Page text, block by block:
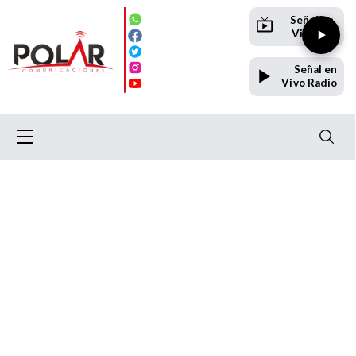
Señal en
Vivo TV
Señal en
Vivo Radio